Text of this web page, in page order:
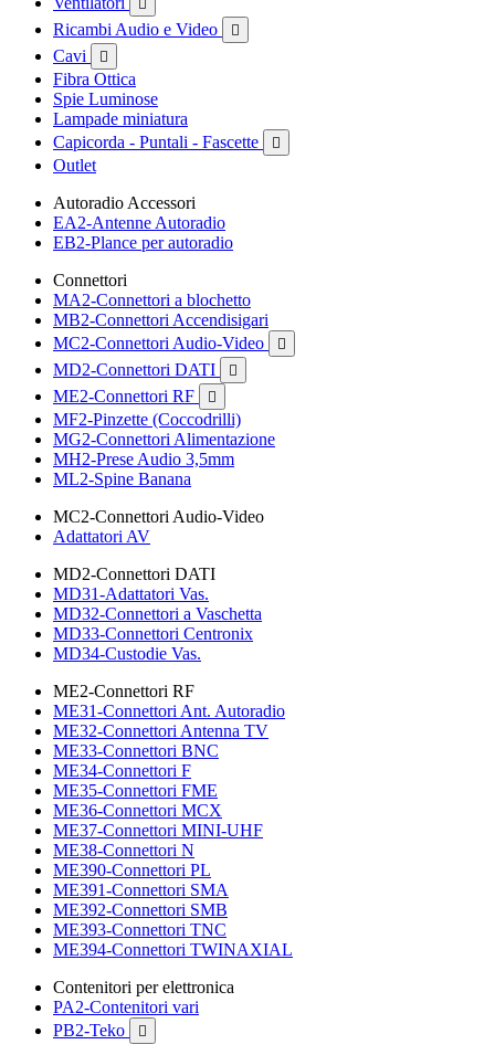

Ricambi Audio e Video 
Cavi 
Fibra Ottica
Spie Luminose
Lampade miniatura
Capicorda - Puntali - Fascette

Outlet
Autoradio Accessori
EA2-Antenne Autoradio
EB2-Plance per autoradio
Connettori
MA2-Connettori a blochetto
MB2-Connettori Accendisigari
MC2-Connettori Audio-Video

MD2-Connettori DATI 
ME2-Connettori RF 
MF2-Pinzette (Coccodrilli)
MG2-Connettori Alimentazione
MH2-Prese Audio 3,5mm
ML2-Spine Banana
MC2-Connettori Audio-Video
Adattatori AV
MD2-Connettori DATI
MD31-Adattatori Vas.
MD32-Connettori a Vaschetta
MD33-Connettori Centronix
MD34-Custodie Vas.
ME2-Connettori RF
ME31-Connettori Ant. Autoradio
ME32-Connettori Antenna TV
ME33-Connettori BNC
ME34-Connettori F
ME35-Connettori FME
ME36-Connettori MCX
ME37-Connettori MINI-UHF
ME38-Connettori N
ME390-Connettori PL
ME391-Connettori SMA
ME392-Connettori SMB
ME393-Connettori TNC
ME394-Connettori TWINAXIAL
Contenitori per elettronica
PA2-Contenitori vari
PB2-Teko
